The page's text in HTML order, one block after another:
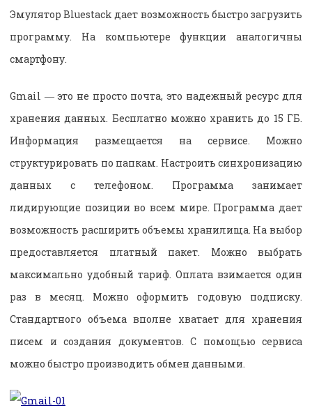
Эмулятор Bluestack дает возможность быстро загрузить
программу. На компьютере функции аналогичны
смартфону.
Gmail ― это не просто почта, это надежный ресурс для
хранения данных. Бесплатно можно хранить до 15 ГБ.
Информация размещается на сервисе. Можно
структурировать по папкам. Настроить синхронизацию
данных с телефоном. Программа занимает
лидирующие позиции во всем мире. Программа дает
возможность расширить объемы хранилища. На выбор
предоставляется платный пакет. Можно выбрать
максимально удобный тариф. Оплата взимается один
раз в месяц. Можно оформить годовую подписку.
Стандартного объема вполне хватает для хранения
писем и создания документов. С помощью сервиса
можно быстро производить обмен данными.